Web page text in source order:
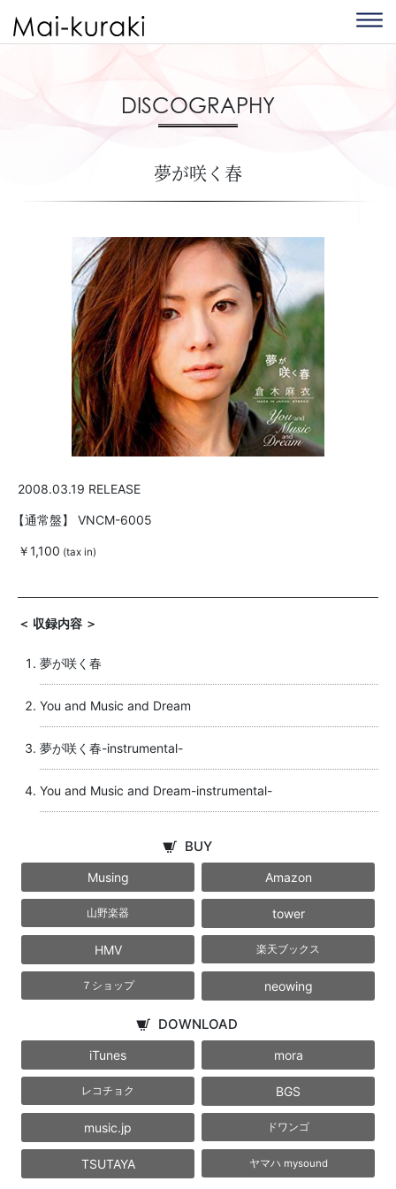
DISCOGRAPHY
夢が咲く春
2008.03.19 RELEASE
【通常盤】 VNCM-6005
￥1,100 (tax in)
＜ 収録内容 ＞
夢が咲く春
You and Music and Dream
夢が咲く春-instrumental-
You and Music and Dream-instrumental-
BUY
Musing Amazon
山野楽器 tower
HMV 楽天ブックス
７ショップ neowing
DOWNLOAD
iTunes mora
レコチョク BGS
music.jp ドワンゴ
TSUTAYA ヤマハ mysound